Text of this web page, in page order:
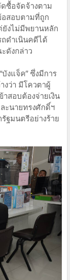
ซื้อจัดจ้างตาม
อสอบตามที่ถูก
งไม่มีพยานหลัก
ถดำเนินคดีได้
ดังกล่าว
งแจ็ค” ซึ่งมีการ
งว่า มีโควตาผู้
สอบต้องจ่ายเงิน
ะนายทรงศักดิ์ฯ
ฐมนตรีอย่างร้าย